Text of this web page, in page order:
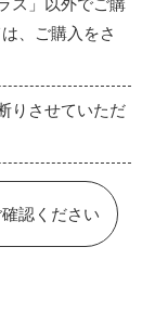
、ご購入をさ
りさせていただ
認ください